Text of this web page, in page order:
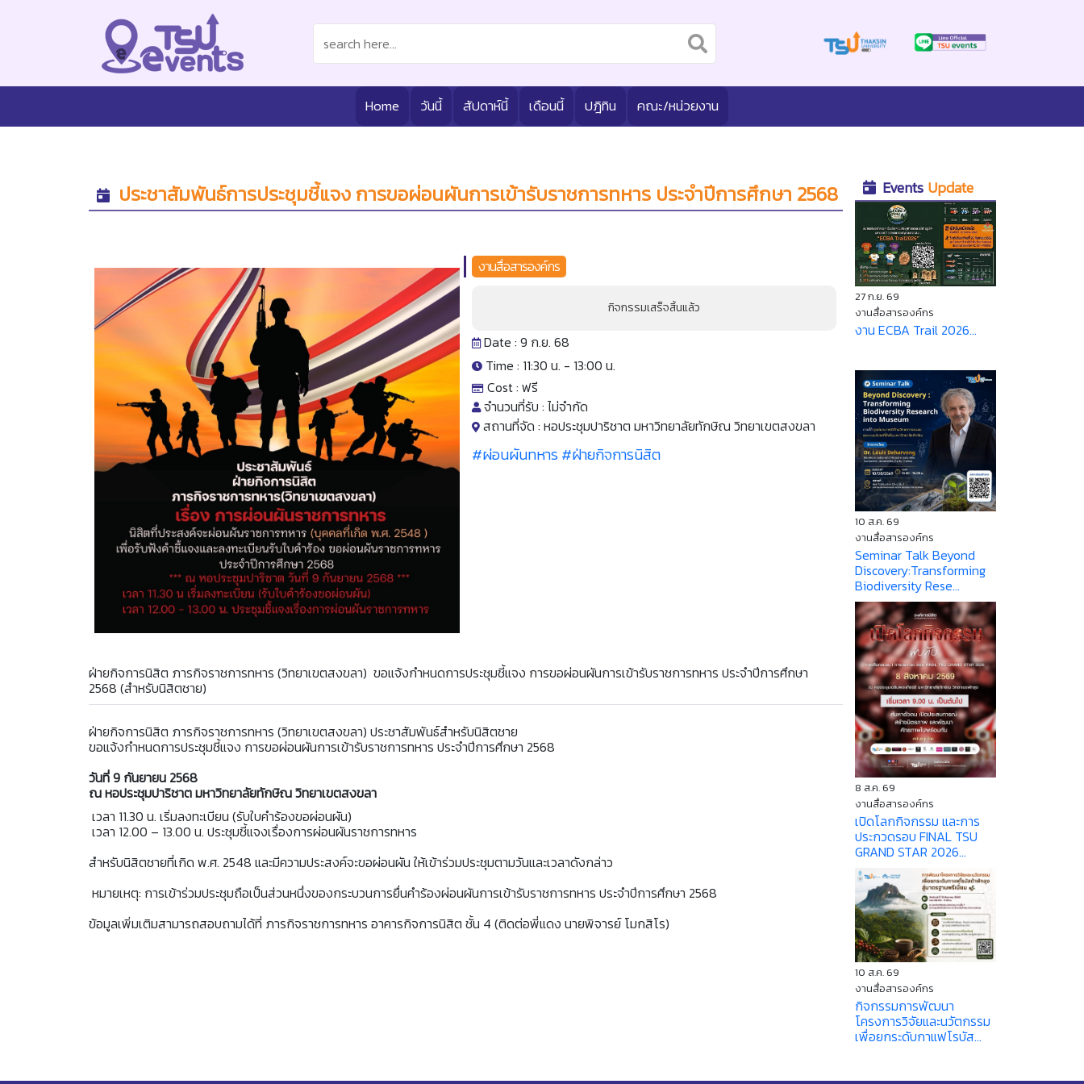
Home วันนี้ สัปดาห์นี้ เดือนนี้ ปฎิทิน คณะ/หน่วยงาน
ประชาสัมพันธ์การประชุมชี้แจง การขอผ่อนผันการเข้ารับราชการทหาร ประจำปีการศึกษา 2568
งานสื่อสารองค์กร
กิจกรรมเสร็จสิ้นแล้ว
Date : 9 ก.ย. 68
Time : 11:30 น. - 13:00 น.
Cost : ฟรี
จำนวนที่รับ : ไม่จำกัด
สถานที่จัด : หอประชุมปาริชาต มหาวิทยาลัยทักษิณ วิทยาเขตสงขลา
#ผ่อนผันทหาร#ฝ่ายกิจการนิสิต
ฝ่ายกิจการนิสิต ภารกิจราชการทหาร (วิทยาเขตสงขลา) ขอแจ้งกำหนดการประชุมชี้แจง การขอผ่อนผันการเข้ารับราชการทหาร ประจำปีการศึกษา
2568 (สำหรับนิสิตชาย)
ฝ่ายกิจการนิสิต ภารกิจราชการทหาร (วิทยาเขตสงขลา) ประชาสัมพันธ์สำหรับนิสิตชาย
ขอแจ้งกำหนดการประชุมชี้แจง การขอผ่อนผันการเข้ารับราชการทหาร ประจำปีการศึกษา 2568
วันที่ 9 กันยายน 2568
ณ หอประชุมปาริชาต มหาวิทยาลัยทักษิณ วิทยาเขตสงขลา
เวลา 11.30 น. เริ่มลงทะเบียน (รับใบคำร้องขอผ่อนผัน)
เวลา 12.00 – 13.00 น. ประชุมชี้แจงเรื่องการผ่อนผันราชการทหาร
สำหรับนิสิตชายที่เกิด พ.ศ. 2548 และมีความประสงค์จะขอผ่อนผัน ให้เข้าร่วมประชุมตามวันและเวลาดังกล่าว
หมายเหตุ: การเข้าร่วมประชุมถือเป็นส่วนหนึ่งของกระบวนการยื่นคำร้องผ่อนผันการเข้ารับราชการทหาร ประจำปีการศึกษา 2568
ข้อมูลเพิ่มเติมสามารถสอบถามได้ที่ ภารกิจราชการทหาร อาคารกิจการนิสิต ชั้น 4 (ติดต่อพี่แดง นายพิจารย์ โมกสิโร)
Events Update
27 ก.ย. 69
งานสื่อสารองค์กร
งาน ECBA Trail 2026...
10 ส.ค. 69
งานสื่อสารองค์กร
Seminar Talk Beyond
Discovery:Transforming
Biodiversity Rese...
8 ส.ค. 69
งานสื่อสารองค์กร
เปิดโลกกิจกรรม และการ
ประกวดรอบ FINAL TSU
GRAND STAR 2026...
10 ส.ค. 69
งานสื่อสารองค์กร
กิจกรรมการพัฒนา
โครงการวิจัยและนวัตกรรม
เพื่อยกระดับกาแฟโรบัส...